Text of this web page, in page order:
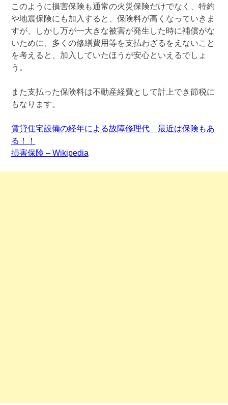
このように損害保険も通常の火災保険だけでなく、特約
や地震保険にも加入すると、保険料が高くなっていきま
すが、しかし万が一大きな被害が発生した時に補償がな
いために、多くの修繕費用等を支払わざるをえないこと
を考えると、加入していたほうが安心といえるでしょ
う。
また支払った保険料は不動産経費として計上でき節税に
もなります。
賃貸住宅設備の経年による故障修理代 最近は保険もあ
る！！
損害保険 – Wikipedia